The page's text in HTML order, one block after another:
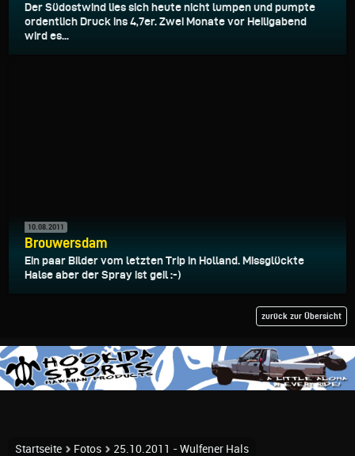
Der Südostwind lies sich heute nicht lumpen und pumpte
ordentlich Druck ins 4,7er. Zwei Monate vor Heiligabend
wird es...
10.08.2011
Brouwersdam
Ein paar Bilder vom letzten Trip in Holland. Missglückte
Halse aber der Spray ist geil :-)
zurück zur Übersicht
Startseite Fotos 25.10.2011 - Wulfener Hals